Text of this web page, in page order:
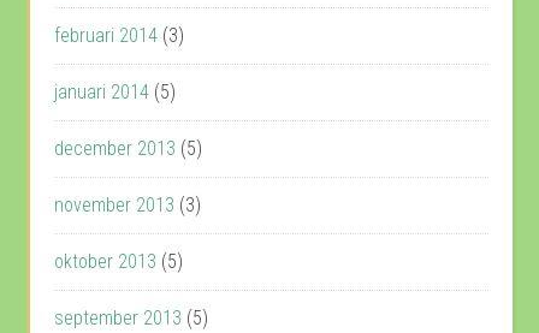
februari 2014 (3)
januari 2014 (5)
december 2013 (5)
november 2013 (3)
oktober 2013 (5)
september 2013 (5)